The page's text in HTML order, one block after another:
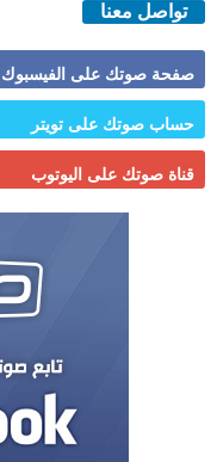
تواصل معنا
صفحة صوتك على الفيسبوك
حساب صوتك على تويتر
قناة صوتك على اليوتوب